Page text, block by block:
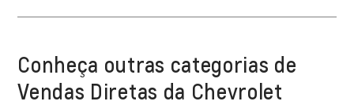
Conheça outras categorias de
Vendas Diretas da Chevrolet